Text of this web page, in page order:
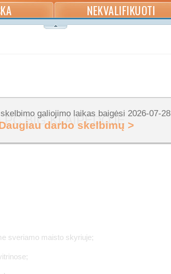
NEKVALIFIKUOTI
PC BIG KLAIPĖDOJE
sveriamo maisto skyriuje;
galiojimo laikas baigėsi 2026-07-28
darbo skelbimų >